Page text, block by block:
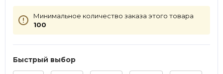
Минимальное количество заказа этого товара
100
Быстрый выбор